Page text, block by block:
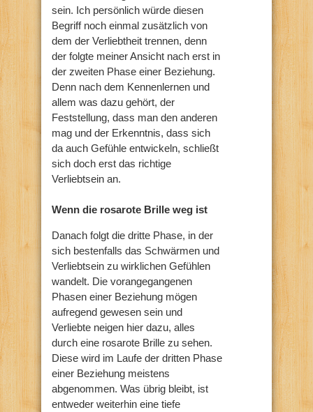
sein. Ich persönlich würde diesen
Begriff noch einmal zusätzlich von
dem der Verliebtheit trennen, denn
der folgte meiner Ansicht nach erst in
der zweiten Phase einer Beziehung.
Denn nach dem Kennenlernen und
allem was dazu gehört, der
Feststellung, dass man den anderen
mag und der Erkenntnis, dass sich
da auch Gefühle entwickeln, schließt
sich doch erst das richtige
Verliebtsein an.
Wenn die rosarote Brille weg ist
Danach folgt die dritte Phase, in der
sich bestenfalls das Schwärmen und
Verliebtsein zu wirklichen Gefühlen
wandelt. Die vorangegangenen
Phasen einer Beziehung mögen
aufregend gewesen sein und
Verliebte neigen hier dazu, alles
durch eine rosarote Brille zu sehen.
Diese wird im Laufe der dritten Phase
einer Beziehung meistens
abgenommen. Was übrig bleibt, ist
entweder weiterhin eine tiefe